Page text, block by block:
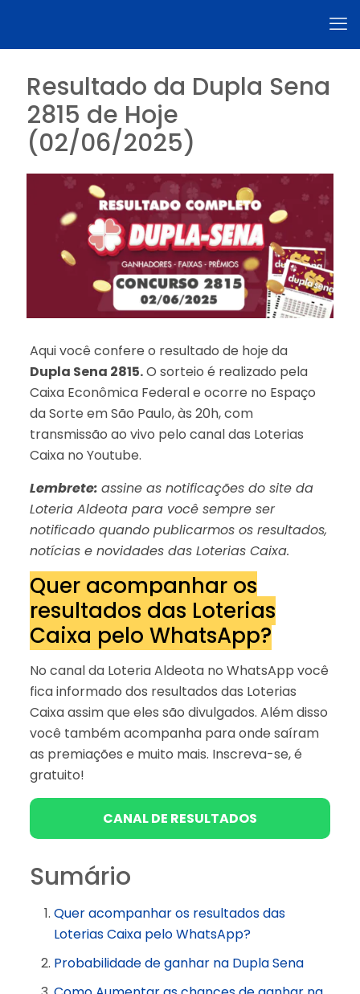
Resultado da Dupla Sena
2815 de Hoje
(02/06/2025)
Aqui você confere o resultado de hoje da
Dupla Sena 2815.O sorteio é realizado pela
Caixa Econômica Federal e ocorre no Espaço
da Sorte em São Paulo, às 20h, com
transmissão ao vivo pelo canal das Loterias
Caixa no Youtube.
Lembrete: assine as notificações do site da
Loteria Aldeota para você sempre ser
notificado quando publicarmos os resultados,
notícias e novidades das Loterias Caixa.
Quer acompanhar os
resultados das Loterias
Caixa pelo WhatsApp?
No canal da Loteria Aldeota no WhatsApp você
fica informado dos resultados das Loterias
Caixa assim que eles são divulgados. Além disso
você também acompanha para onde saíram
as premiações e muito mais. Inscreva-se, é
gratuito!
CANAL DE RESULTADOS
Sumário
Quer acompanhar os resultados das
Loterias Caixa pelo WhatsApp?
Probabilidade de ganhar na Dupla Sena